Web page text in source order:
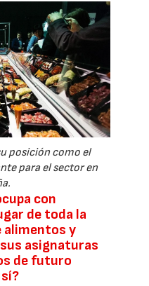
posición como el
para el sector en
con
de toda la
alimentos y
asignaturas
de futuro